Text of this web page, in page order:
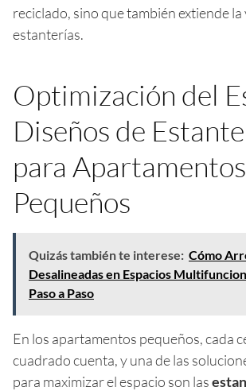
reciclado, sino que también extiende
estanterías.
Optimización del
Diseños de
para Apartamentos
Pequeños
Quizás también te interese: Cómo
Desalineadas en Espacios
Paso a Paso
En los apartamentos pequeños, cada
cuadrado cuenta, y una de las
para maximizar el espacio son las